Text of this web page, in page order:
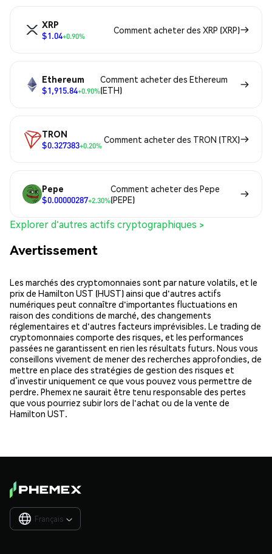
XRP
$1.04+0.90%
Comment acheter des XRP (XRP)
Ethereum
$1,915.84+0.90%
Comment acheter des Ethereum
(ETH)
TRON
$0.327383+0.20%
Comment acheter des TRON (TRX)
Pepe
$0.00000287+2.30%
Comment acheter des Pepe
(PEPE)
Explorer d'autres actifs cryptographiques >
Avertissement
Les marchés des cryptomonnaies sont par nature volatils, et le
prix de Hamilton UST (HUST) ainsi que d'autres actifs
numériques peut connaître d'importantes fluctuations en
raison des conditions de marché, des changements
réglementaires et d'autres facteurs imprévisibles. Le trading de
cryptomonnaies comporte des risques, et les performances
passées ne garantissent en rien les résultats futurs. Nous vous
conseillons vivement de mener des recherches approfondies, de
mettre en place des stratégies de gestion des risques et
d’investir uniquement ce que vous pouvez vous permettre de
perdre. Phemex ne saurait être tenu responsable des pertes
que vous pourriez subir lors de l'achat ou de la vente de
Hamilton UST.
Français 